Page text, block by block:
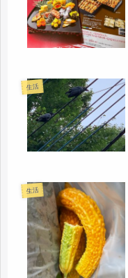
生活
生活